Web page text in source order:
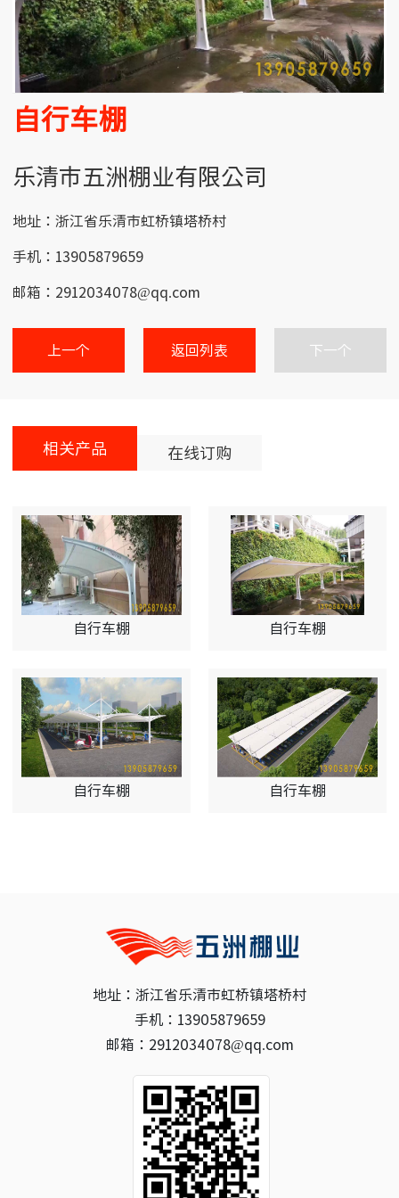
自行车棚
乐清市五洲棚业有限公司
地址：浙江省乐清市虹桥镇塔桥村
手机：13905879659
邮箱：2912034078@qq.com
上一个 返回列表 下一个
相关产品 在线订购
自行车棚 自行车棚
自行车棚 自行车棚
地址：浙江省乐清市虹桥镇塔桥村
手机：13905879659
邮箱：2912034078@qq.com